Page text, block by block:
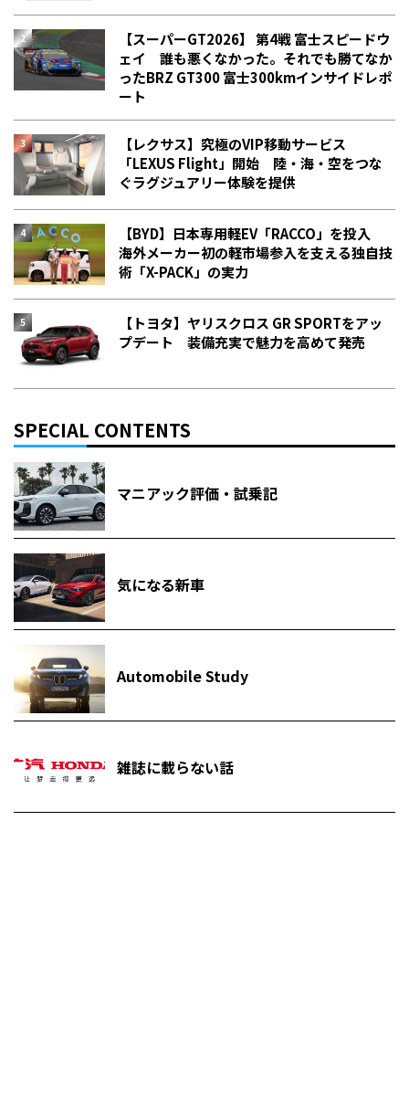
【スーパーGT2026】 第4戦 富士スピードウ
ェイ 誰も悪くなかった。それでも勝てなか
った――BRZ GT300 富士300kmインサイドレポ
ート
【レクサス】究極のVIP移動サービス
「LEXUS Flight」開始 陸・海・空をつな
ぐラグジュアリー体験を提供
【BYD】日本専用軽EV「RACCO」を投入
海外メーカー初の軽市場参入を支える独自技
術「X-PACK」の実力
【トヨタ】ヤリスクロス GR SPORTをアッ
プデート 装備充実で魅力を高めて発売
SPECIAL CONTENTS
マニアック評価・試乗記
気になる新車
Automobile Study
雑誌に載らない話